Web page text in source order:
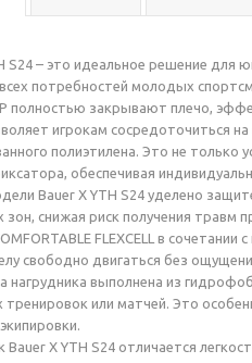
S24 – это идеальное решение
потребностей молодых
полностью закрывают плечо,
игрокам сосредоточиться
полиэтилена. Это не только
обеспечивая
Bauer X YTH S24 уделено
зон, снижая риск получения травм
FLEXCELL в
свободно двигаться без
нагрудника выполнена из
тренировок или матчей. Это
Bauer X YTH S24 отличается